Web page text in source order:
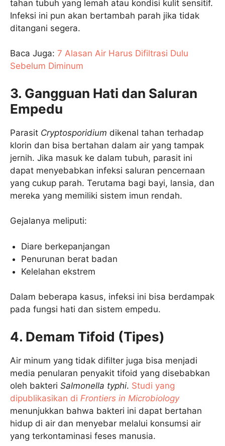
tahan tubuh yang lemah atau kondisi kulit sensitif.
Infeksi ini pun akan bertambah parah jika tidak
ditangani segera.
Baca Juga: 7 Alasan Air Harus Difiltrasi Dulu
Sebelum Diminum
3. Gangguan Hati dan Saluran
Empedu
Parasit Cryptosporidium dikenal tahan terhadap
klorin dan bisa bertahan dalam air yang tampak
jernih. Jika masuk ke dalam tubuh, parasit ini
dapat menyebabkan infeksi saluran pencernaan
yang cukup parah. Terutama bagi bayi, lansia, dan
mereka yang memiliki sistem imun rendah.
Gejalanya meliputi:
Diare berkepanjangan
Penurunan berat badan
Kelelahan ekstrem
Dalam beberapa kasus, infeksi ini bisa berdampak
pada fungsi hati dan sistem empedu.
4. Demam Tifoid (Tipes)
Air minum yang tidak difilter juga bisa menjadi
media penularan penyakit tifoid yang disebabkan
oleh bakteri Salmonella typhi. Studi yang
dipublikasikan di Frontiers in Microbiology
menunjukkan bahwa bakteri ini dapat bertahan
hidup di air dan menyebar melalui konsumsi air
yang terkontaminasi feses manusia.